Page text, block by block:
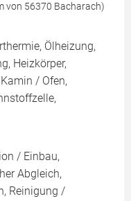
von 56370 Bacharach)
Ölheizung,
Heizkörper,
/ Ofen,
/ Einbau,
Abgleich,
Reinigung /